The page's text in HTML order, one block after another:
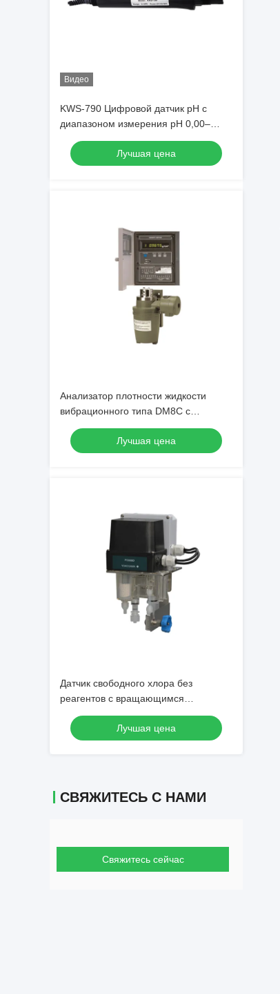
Видео
KWS-790 Цифровой датчик pH с
диапазоном измерения pH 0,00–
14,00, точностью ±0,02 pH и
температурной компенсацией 0–99,9
Лучшая цена
Анализатор плотности жидкости
вибрационного типа DM8C с
цифровым выходом RS-232C с
высокой чувствительностью и
отличной стабильностью
Лучшая цена
Датчик свободного хлора без
реагентов с вращающимся
электродом для непрерывного
онлайн-измеренияЛучшая цена
СВЯЖИТЕСЬ С НАМИ
Свяжитесь сейчас